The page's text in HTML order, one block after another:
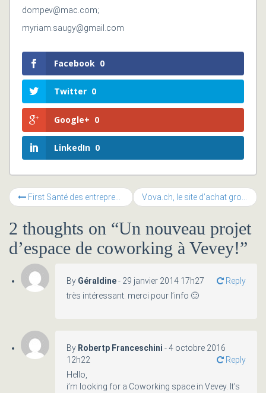
dompev@mac.com;
myriam.saugy@gmail.com
Facebook 0
Twitter 0
Google+ 0
LinkedIn 0
First Santé des entrepreneurs Vova.ch, le site d’achat groupé prend ses quartiers à la Muse
2 thoughts on “Un nouveau projet
d’espace de coworking à Vevey!”
By Géraldine- 29 janvier 2014 17h27
Reply
très intéressant. merci pour l’info 🙂
By Robertp Franceschini -4 octobre 2016
12h22
Reply
Hello,
i’m looking for a Coworking space in Vevey. It’s